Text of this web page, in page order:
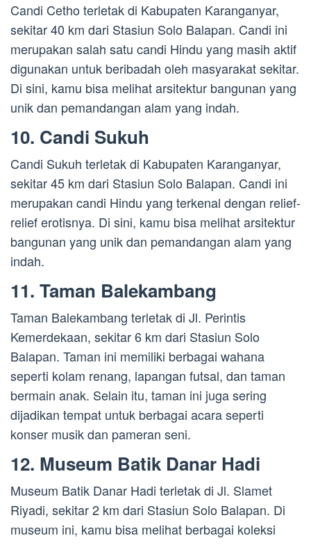
Candi Cetho terletak di Kabupaten Karanganyar,
sekitar 40 km dari Stasiun Solo Balapan. Candi ini
merupakan salah satu candi Hindu yang masih aktif
digunakan untuk beribadah oleh masyarakat sekitar.
Di sini, kamu bisa melihat arsitektur bangunan yang
unik dan pemandangan alam yang indah.
10. Candi Sukuh
Candi Sukuh terletak di Kabupaten Karanganyar,
sekitar 45 km dari Stasiun Solo Balapan. Candi ini
merupakan candi Hindu yang terkenal dengan relief-
relief erotisnya. Di sini, kamu bisa melihat arsitektur
bangunan yang unik dan pemandangan alam yang
indah.
11. Taman Balekambang
Taman Balekambang terletak di Jl. Perintis
Kemerdekaan, sekitar 6 km dari Stasiun Solo
Balapan. Taman ini memiliki berbagai wahana
seperti kolam renang, lapangan futsal, dan taman
bermain anak. Selain itu, taman ini juga sering
dijadikan tempat untuk berbagai acara seperti
konser musik dan pameran seni.
12. Museum Batik Danar Hadi
Museum Batik Danar Hadi terletak di Jl. Slamet
Riyadi, sekitar 2 km dari Stasiun Solo Balapan. Di
museum ini, kamu bisa melihat berbagai koleksi